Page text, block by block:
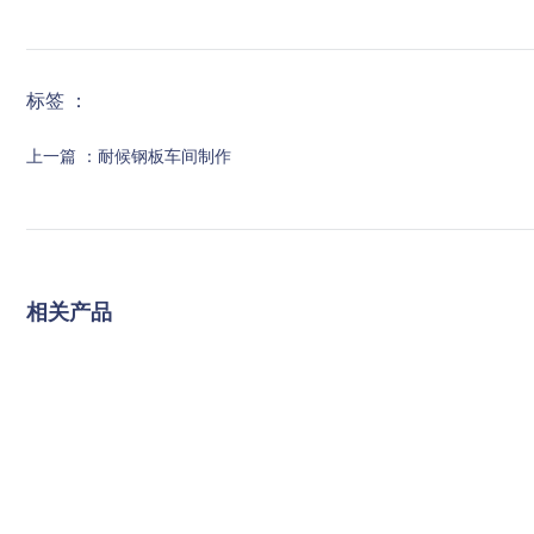
标签 ：
上一篇 ： 耐候钢板车间制作
相关产品